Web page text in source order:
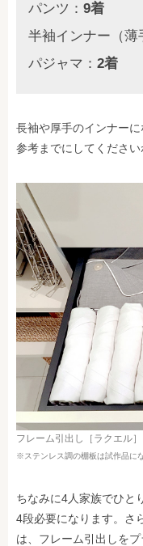
パンツ： 9着
半袖インナー（薄
パジャマ： 2着
長袖や厚手のインナー
参考までにしてください
フレーム引出し［ラクエル］
※ステンレス調の棚板は試作品に
ちなみに4人家族でひと
4段必要になります。さ
は、フレーム引出しをプ